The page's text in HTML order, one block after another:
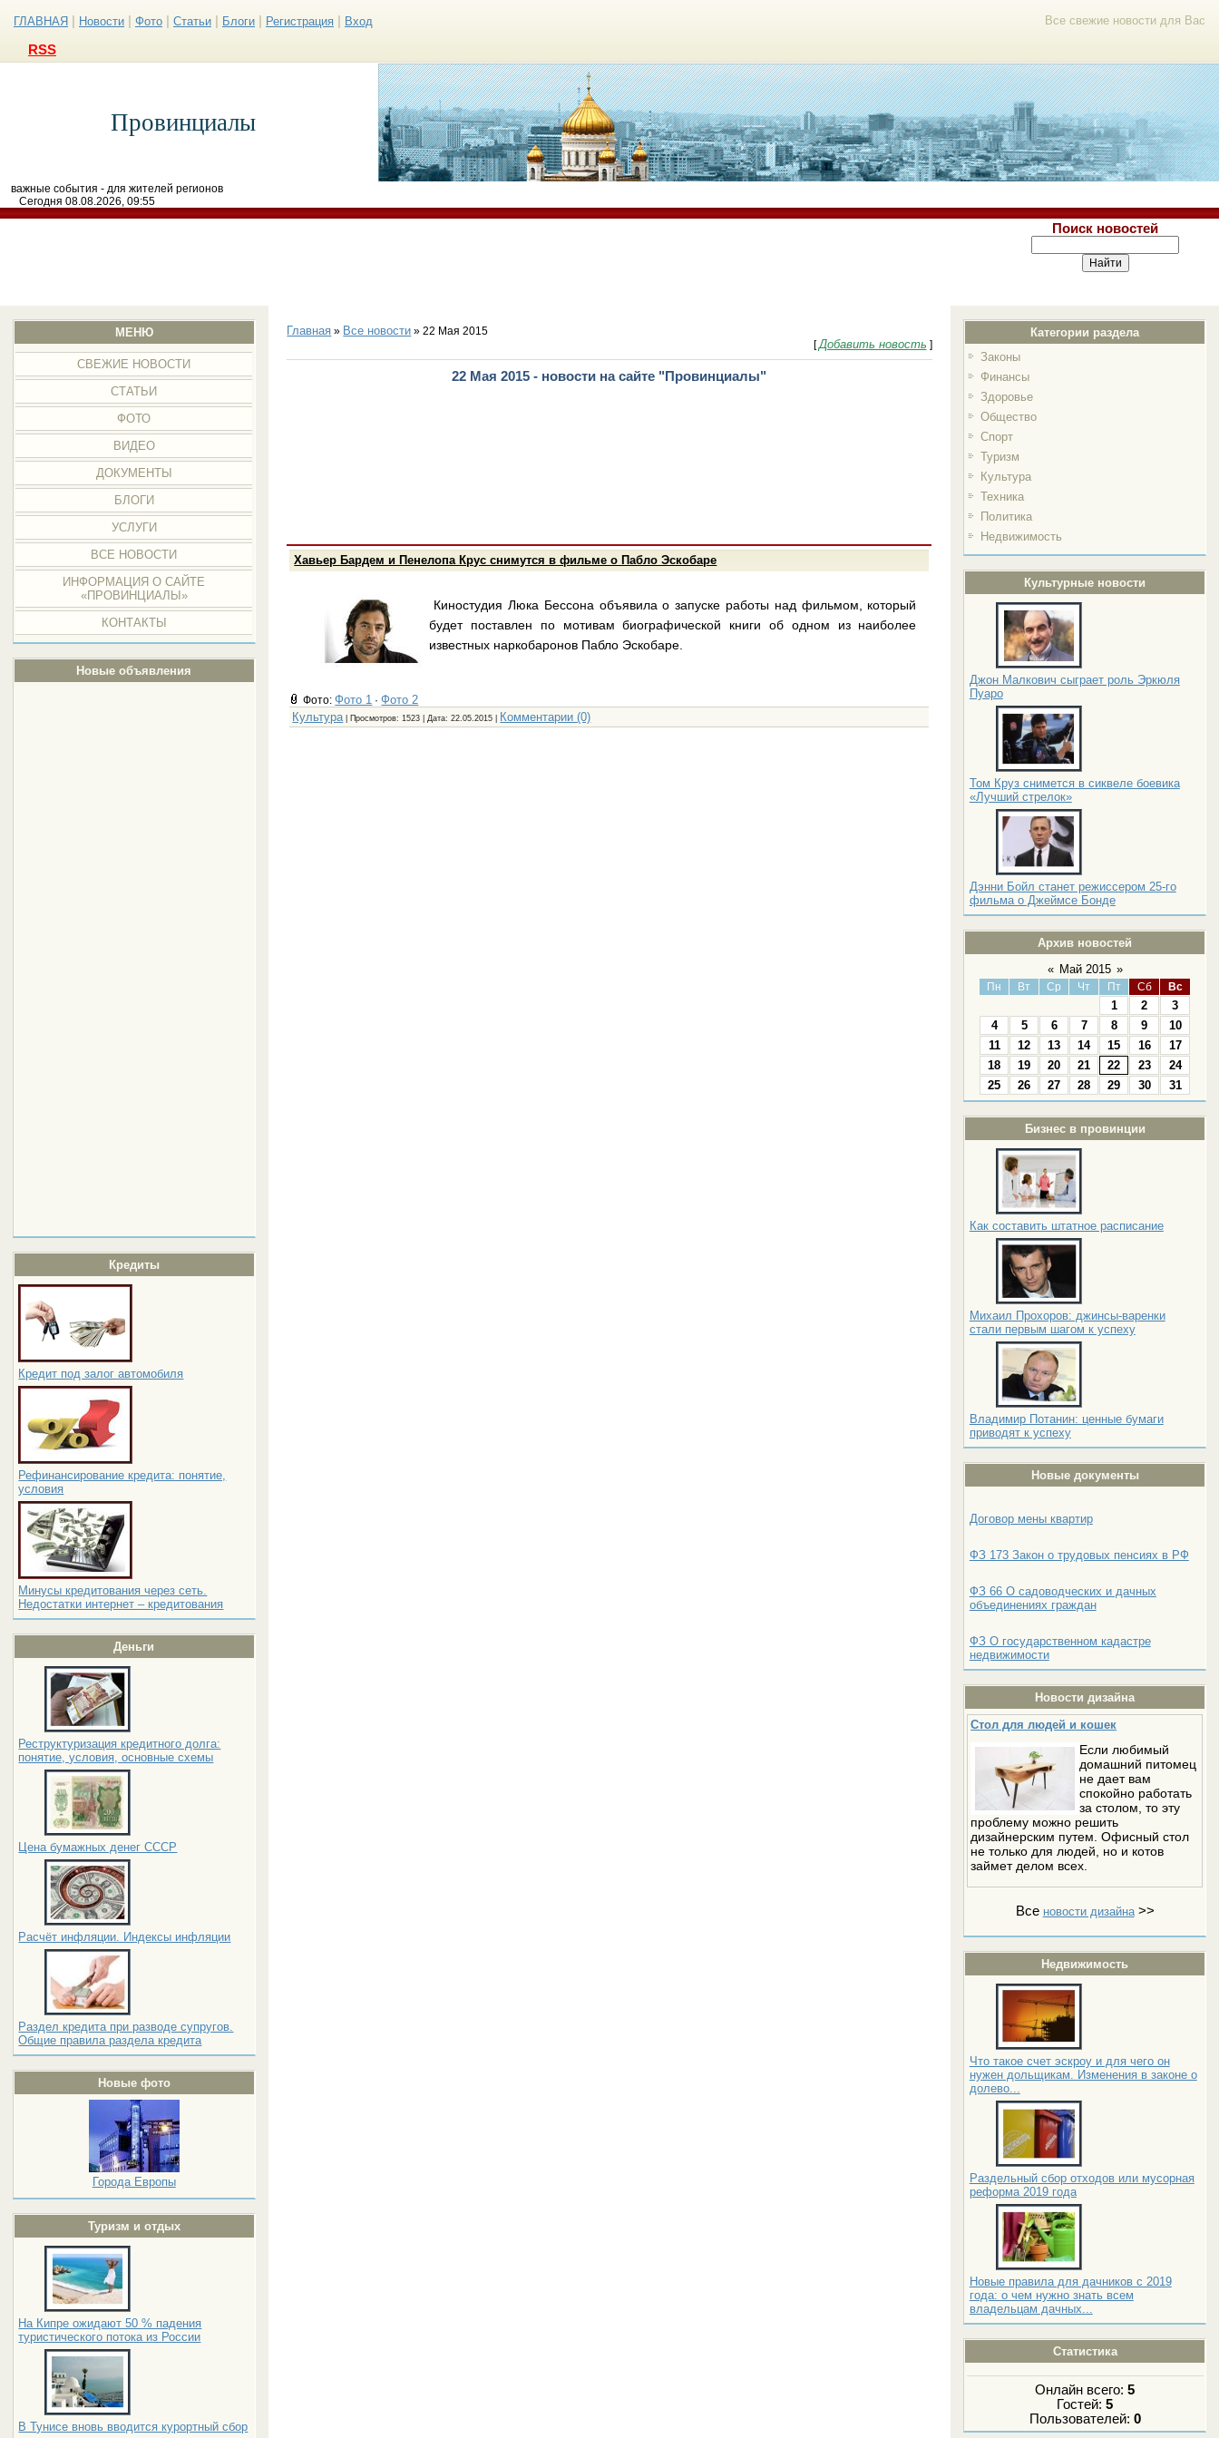
Все свежие новости для Вас
ГЛАВНАЯ Новости Фото Статьи Блоги Регистрация Вход
RSS
Провинциалы
важные события - для жителей регионов
Сегодня 08.08.2026, 09:55
Поиск новостей
МЕНЮ
СВЕЖИЕ НОВОСТИ
СТАТЬИ
ФОТО
ВИДЕО
ДОКУМЕНТЫ
БЛОГИ
УСЛУГИ
ВСЕ НОВОСТИ
ИНФОРМАЦИЯ О САЙТЕ
«ПРОВИНЦИАЛЫ»
КОНТАКТЫ
Новые объявления
Кредиты
Кредит под залог автомобиля
Рефинансирование кредита: понятие,
условия
Минусы кредитования через сеть.
Недостатки интернет – кредитования
Деньги
Реструктуризация кредитного долга:
понятие, условия, основные схемы
Цена бумажных денег СССР
Расчёт инфляции. Индексы инфляции
Раздел кредита при разводе супругов.
Общие правила раздела кредита
Новые фото
Города Европы
Туризм и отдых
На Кипре ожидают 50 % падения
туристического потока из России
В Тунисе вновь вводится курортный сбор
Категории раздела
Законы
Финансы
Здоровье
Общество
Спорт
Туризм
Культура
Техника
Политика
Недвижимость
Культурные новости
Джон Малкович сыграет роль Эркюля
Пуаро
Том Круз снимется в сиквеле боевика
«Лучший стрелок»
Дэнни Бойл станет режиссером 25-го
фильма о Джеймсе Бонде
Архив новостей
« Май 2015 »
Пн Вт Ср Чт Пт Сб Вс
1 2
3
4
5 6 7 8 9
10
11
12 13 14 15 16
17
18
19 20 21 22 23
24
25
26 27 28 29 30 31
Бизнес в провинции
Как составить штатное расписание
Михаил Прохоров: джинсы-варенки
стали первым шагом к успеху
Владимир Потанин: ценные бумаги
приводят к успеху
Новые документы
Договор мены квартир
ФЗ 173 Закон о трудовых пенсиях в РФ
ФЗ 66 О садоводческих и дачных
объединениях граждан
ФЗ О государственном кадастре
недвижимости
Новости дизайна
Стол для людей и кошек
Если любимый
домашний питомец
не дает вам
спокойно работать
за столом, то эту
проблему можно решить
дизайнерским путем. Офисный стол
не только для людей, но и котов
займет делом всех.
Все новости дизайна>>
Недвижимость
Что такое счет эскроу и для чего он
нужен дольщикам. Изменения в законе о
долево...
Раздельный сбор отходов или мусорная
реформа 2019 года
Новые правила для дачников с 2019
года: о чем нужно знать всем
владельцам дачных...
Статистика
Онлайн всего:5
Гостей:5
Пользователей: 0
Главная » Все новости » 22 Мая 2015
[Добавить новость ]
22 Мая 2015 - новости на сайте "Провинциалы"
Хавьер Бардем и Пенелопа Крус снимутся в фильме о Пабло Эскобаре
Киностудия Люка Бессона объявила о запуске работы над фильмом, который
будет поставлен по мотивам биографической книги об одном из наиболее
известных наркобаронов Пабло Эскобаре.
Фото:Фото 1 ·Фото 2
Культура | Просмотров: 1523 | Дата:22.05.2015 Комментарии (0)